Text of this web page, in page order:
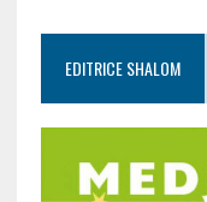
EDITRICE SHALOM